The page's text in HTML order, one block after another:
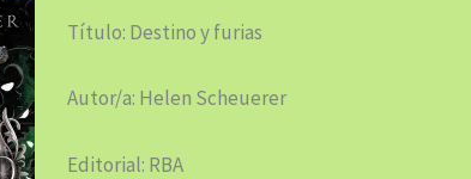
Título: Destino y furias
Autor/a: Helen Scheuerer
Editorial: RBA